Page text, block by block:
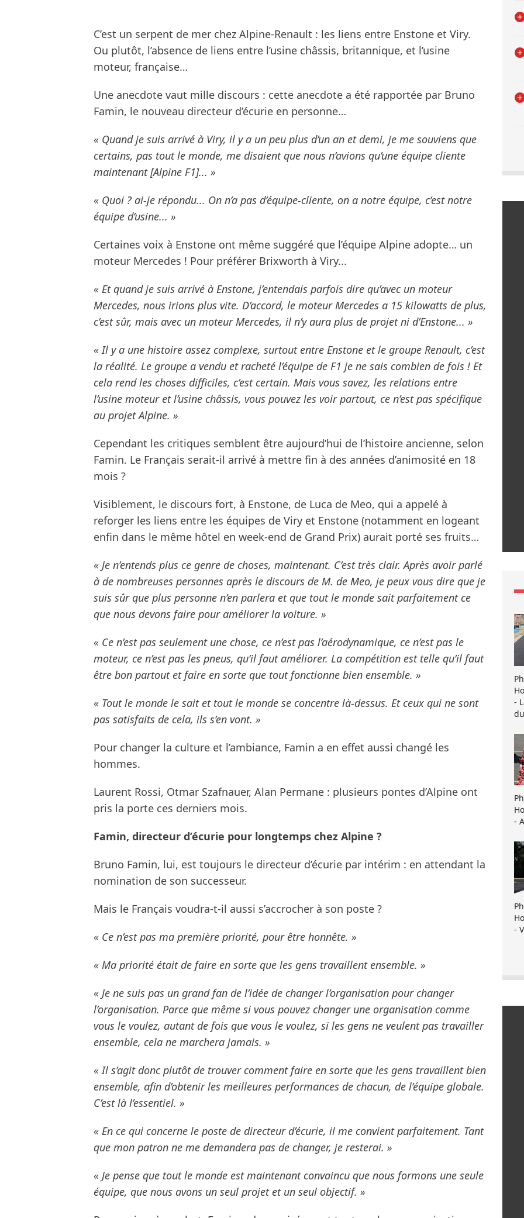
C’est un serpent de mer chez Alpine-Renault : les liens entre Enstone et Viry.
Ou plutôt, l’absence de liens entre l’usine châssis, britannique, et l’usine
moteur, française…
Une anecdote vaut mille discours : cette anecdote a été rapportée par Bruno
Famin, le nouveau directeur d’écurie en personne…
« Quand je suis arrivé à Viry, il y a un peu plus d’un an et demi, je me souviens que
certains, pas tout le monde, me disaient que nous n’avions qu’une équipe cliente
maintenant [Alpine F1]... »
« Quoi ? ai-je répondu... On n’a pas d’équipe-cliente, on a notre équipe, c’est notre
équipe d’usine... »
Certaines voix à Enstone ont même suggéré que l’équipe Alpine adopte… un
moteur Mercedes ! Pour préférer Brixworth à Viry...
« Et quand je suis arrivé à Enstone, j’entendais parfois dire qu’avec un moteur
Mercedes, nous irions plus vite. D’accord, le moteur Mercedes a 15 kilowatts de plus,
c’est sûr, mais avec un moteur Mercedes, il n’y aura plus de projet ni d’Enstone... »
« Il y a une histoire assez complexe, surtout entre Enstone et le groupe Renault, c’est
la réalité. Le groupe a vendu et racheté l’équipe de F1 je ne sais combien de fois ! Et
cela rend les choses difficiles, c’est certain. Mais vous savez, les relations entre
l’usine moteur et l’usine châssis, vous pouvez les voir partout, ce n’est pas spécifique
au projet Alpine. »
Cependant les critiques semblent être aujourd’hui de l’histoire ancienne, selon
Famin. Le Français serait-il arrivé à mettre fin à des années d’animosité en 18
mois ?
Visiblement, le discours fort, à Enstone, de Luca de Meo, qui a appelé à
reforger les liens entre les équipes de Viry et Enstone (notamment en logeant
enfin dans le même hôtel en week-end de Grand Prix) aurait porté ses fruits…
« Je n’entends plus ce genre de choses, maintenant. C’est très clair. Après avoir parlé
à de nombreuses personnes après le discours de M. de Meo, je peux vous dire que je
suis sûr que plus personne n’en parlera et que tout le monde sait parfaitement ce
que nous devons faire pour améliorer la voiture. »
« Ce n’est pas seulement une chose, ce n’est pas l’aérodynamique, ce n’est pas le
moteur, ce n’est pas les pneus, qu’il faut améliorer. La compétition est telle qu’il faut
être bon partout et faire en sorte que tout fonctionne bien ensemble. »
« Tout le monde le sait et tout le monde se concentre là-dessus. Et ceux qui ne sont
pas satisfaits de cela, ils s’en vont. »
Pour changer la culture et l’ambiance, Famin a en effet aussi changé les
hommes.
Laurent Rossi, Otmar Szafnauer, Alan Permane : plusieurs pontes d’Alpine ont
pris la porte ces derniers mois.
Famin, directeur d’écurie pour longtemps chez Alpine ?
Bruno Famin, lui, est toujours le directeur d’écurie par intérim : en attendant la
nomination de son successeur.
Mais le Français voudra-t-il aussi s’accrocher à son poste ?
« Ce n’est pas ma première priorité, pour être honnête. »
« Ma priorité était de faire en sorte que les gens travaillent ensemble. »
« Je ne suis pas un grand fan de l’idée de changer l’organisation pour changer
l’organisation. Parce que même si vous pouvez changer une organisation comme
vous le voulez, autant de fois que vous le voulez, si les gens ne veulent pas travailler
ensemble, cela ne marchera jamais. »
« Il s’agit donc plutôt de trouver comment faire en sorte que les gens travaillent bien
ensemble, afin d’obtenir les meilleures performances de chacun, de l’équipe globale.
C’est là l’essentiel. »
« En ce qui concerne le poste de directeur d’écurie, il me convient parfaitement. Tant
que mon patron ne me demandera pas de changer, je resterai. »
« Je pense que tout le monde est maintenant convaincu que nous formons une seule
équipe, que nous avons un seul projet et un seul objectif. »
-
-
-